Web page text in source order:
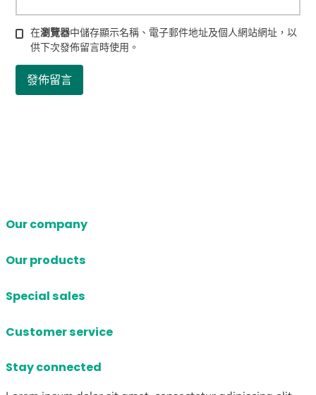
在瀏覽器中儲存顯示名稱、電子郵件地址及個人網站網址，以
供下次發佈留言時使用。
Our company
Our products
Special sales
Customer service
Stay connected